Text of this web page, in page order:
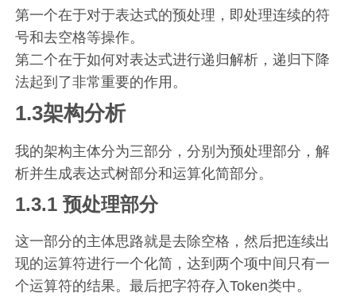
第一个在于对于表达式的预处理，即处理连续的符
号和去空格等操作。
第二个在于如何对表达式进行递归解析，递归下降
法起到了非常重要的作用。
1.3架构分析
我的架构主体分为三部分，分别为预处理部分，解
析并生成表达式树部分和运算化简部分。
1.3.1 预处理部分
这一部分的主体思路就是去除空格，然后把连续出
现的运算符进行一个化简，达到两个项中间只有一
个运算符的结果。最后把字符存入Token类中。